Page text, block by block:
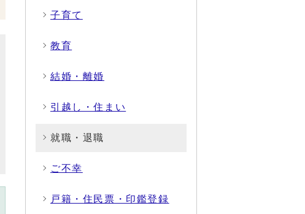
子育て
教育
結婚・離婚
引越し・住まい
就職・退職
ご不幸
戸籍・住民票・印鑑登録